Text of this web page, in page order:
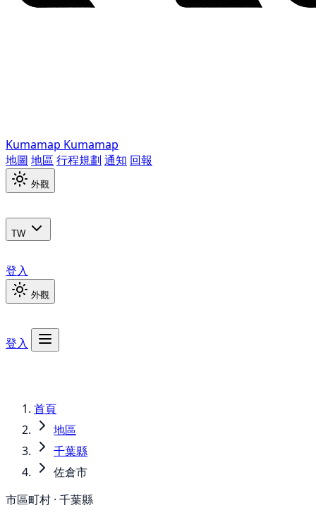
Kumamap Kumamap
地圖 地區 行程規劃 通知 回報
外觀
TW
登入
外觀
登入
首頁
地區
千葉縣
佐倉市
市區町村 · 千葉縣